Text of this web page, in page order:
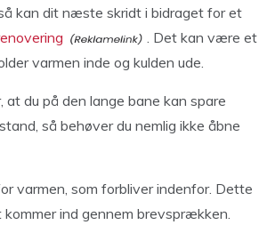
kan dit næste skridt i bidraget for et
. Det kan være et
varmen inde og kulden ude.
du på den lange bane kan spare
så behøver du nemlig ikke åbne
varmen, som forbliver indenfor. Dette
ind gennem brevsprækken.